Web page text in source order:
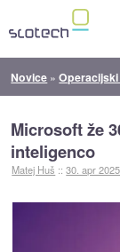
Novice »
Microsoft že
inteligenco
Matej Huš ::30. apr 2025